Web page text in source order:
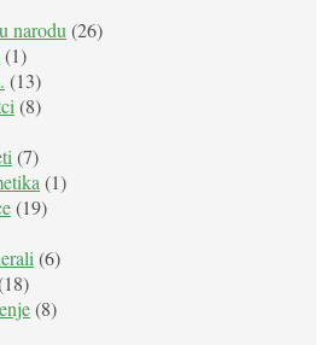
narodu (26)
(1)
(13)
(8)
(7)
(1)
(19)
(6)
(8)